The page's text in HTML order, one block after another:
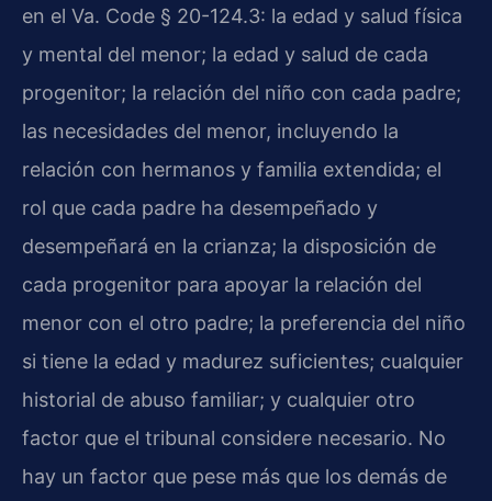
en el Va. Code § 20-124.3: la edad y salud física
y mental del menor; la edad y salud de cada
progenitor; la relación del niño con cada padre;
las necesidades del menor, incluyendo la
relación con hermanos y familia extendida; el
rol que cada padre ha desempeñado y
desempeñará en la crianza; la disposición de
cada progenitor para apoyar la relación del
menor con el otro padre; la preferencia del niño
si tiene la edad y madurez suficientes; cualquier
historial de abuso familiar; y cualquier otro
factor que el tribunal considere necesario. No
hay un factor que pese más que los demás de